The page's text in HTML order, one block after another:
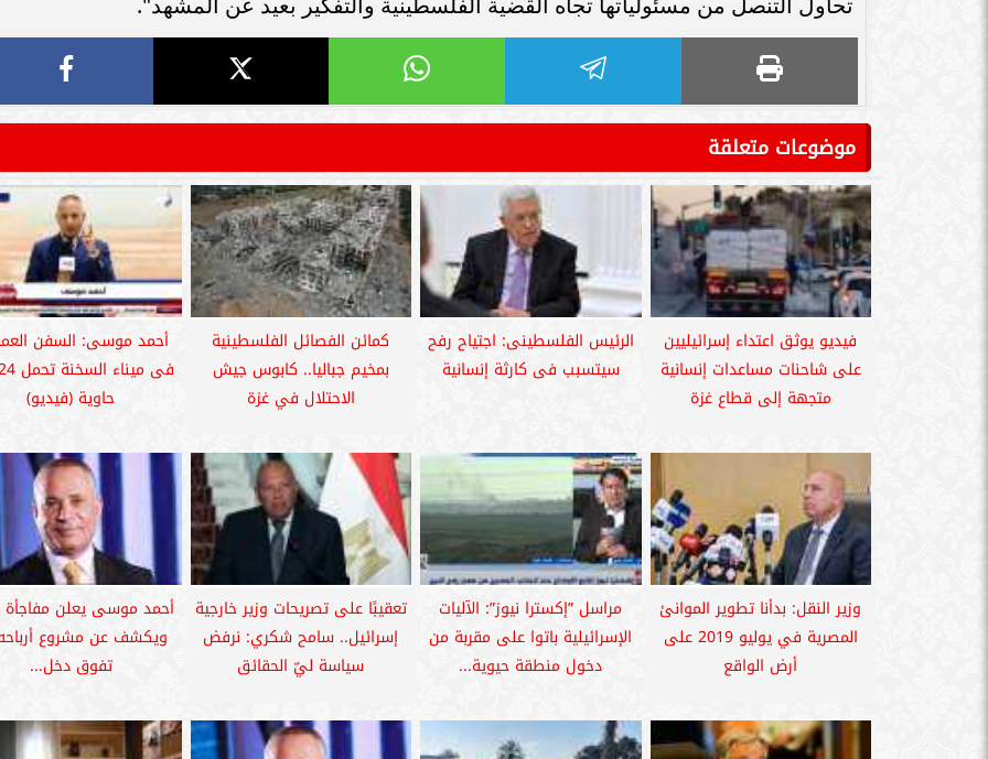
موضوعات متعلقة
فيديو يوثق اعتداء إسرائيليين
على شاحنات مساعدات إنسانية
متجهة إلى قطاع غزة
الرئيس الفلسطينى: اجتياح رفح
سيتسبب فى كارثة إنسانية
كمائن الفصائل الفلسطينية
بمخيم جباليا.. كابوس جيش
الاحتلال في غزة
أحمد موسى: السفن
حاوية (فيديو)
وزير النقل: بدأنا تطوير الموانئ
المصرية في يوليو 2019 على
أرض الواقع
مراسل ”إكسترا نيوز”: الآليات
الإسرائيلية باتوا على مقربة من
دخول منطقة حيوية...
تعقيبًا على تصريحات وزير خارجية
إسرائيل.. سامح شكري: نرفض
سياسة ليّ الحقائق
أحمد موسى يعلن مفاجأة
ويكشف عن مشروع
تفوق دخل...